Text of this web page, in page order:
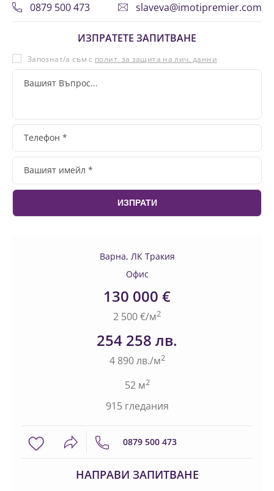
0879 500 473 slaveva@imotipremier.com
ИЗПРАТЕТЕ ЗАПИТВАНЕ
Запознат/а съм с полит. за защита на лич. данни
Варна, ЛК Тракия
Офис
130 000 €
2 500 €/м2
254 258 лв.
4 890 лв./м2
52 м2
915 гледания
0879 500 473
НАПРАВИ ЗАПИТВАНЕ